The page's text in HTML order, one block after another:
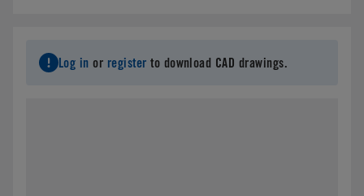
Log in or register to download CAD drawings.